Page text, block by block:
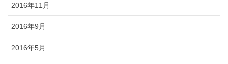
2016年11月
2016年9月
2016年5月